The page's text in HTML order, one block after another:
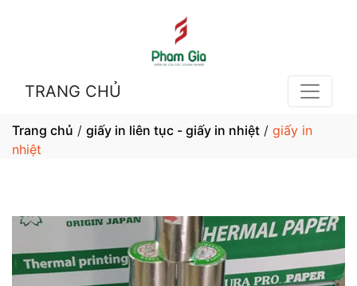
TRANG CHỦ
Trang chủ / giấy in liên tục - giấy in nhiệt / giấy in
nhiệt